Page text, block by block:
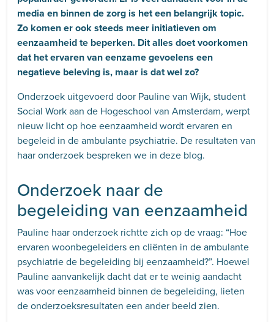
media en binnen de zorg is het een belangrijk topic.
Zo komen er ook steeds meer initiatieven om
eenzaamheid te beperken. Dit alles doet voorkomen
dat het ervaren van eenzame gevoelens een
negatieve beleving is, maar is dat wel zo?
Onderzoek uitgevoerd door Pauline van Wijk, student
Social Work aan de Hogeschool van Amsterdam, werpt
nieuw licht op hoe eenzaamheid wordt ervaren en
begeleid in de ambulante psychiatrie. De resultaten van
haar onderzoek bespreken we in deze blog.
Onderzoek naar de
begeleiding van eenzaamheid
Pauline haar onderzoek richtte zich op de vraag: “Hoe
ervaren woonbegeleiders en cliënten in de ambulante
psychiatrie de begeleiding bij eenzaamheid?”. Hoewel
Pauline aanvankelijk dacht dat er te weinig aandacht
was voor eenzaamheid binnen de begeleiding, lieten
de onderzoeksresultaten een ander beeld zien.